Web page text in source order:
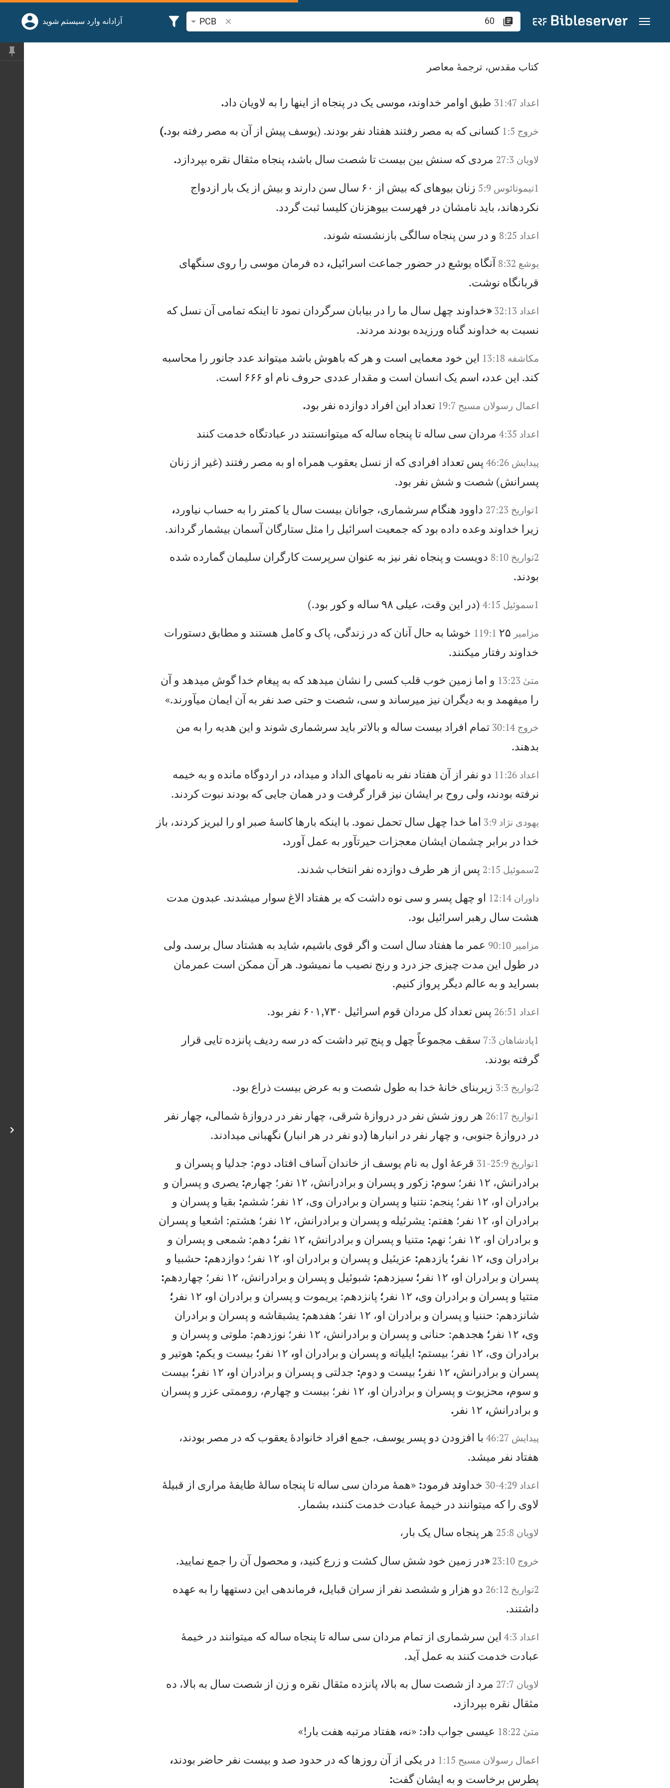
جستجوی آیه یا کلمه کتاب مقدس
PCB آزادانه وارد سیستم شوید
جستجوی "60" در کتاب مقدس
کتاب مقدس، ترجمۀ معاصر
اعداد 31:47 طبق اوامر خداوند، موسی يک در پنجاه از اينها را به لاویان داد.
خروج‌ 1:5 كسانیكه به مصر رفتند هفتاد نفر بودند. (يوسف پيش از آن به مصر رفته بود.)
لاويان‌ 27:3 مر دیكه سنش بين بيست تا شصت سال باشد، پنجاه مثقال نقره بپر دازد.
1تيموتائوس 5:9 زنان بيوهایكه بيش از ۶۰ سال سن دارند و بيش از يک بار از دواج
نكر دهاند، بايد نامشان در فهرست بيوهزنانكليسا ثبتگردد.
اعداد 8:25 و در سن پنجاه سالگی بازنشسته شوند.
يوشع‌ 8:32 آنگاه يوشع در حضور جماعت اسر ائيل، ده فرمان موسی را ر وی سنگهای
قر بانگاه نوشت.
اعداد 32:13 «خداوند چهل سال ما را در بيابان سرگردان نمود تا اينكه تمامی آن نسلكه
نسبت به خداوندگناه ورز يده بودند مر دند.
مکاشفه 13:18 اين خود معمايی است و هركه باهوش باشد میتواند عدد جانور را محاسبه
كند. اين عدد، اسم يک انسان است و مقدار عددی حر وف نام او ۶۶۶ است.
اعمال‌ رسولان‌ مسيح‌‌ 19:7 تعداد اين افراد دواز ده نفر بود.
اعداد 4:35 مر دان سی ساله تا پنجاه سالهكه میتوانستند در عبادتگاه خدمتكنند
پيدايش 46:26 پس تعداد افر ادیكه از نسل يعقوب همراه او به مصر رفتند (غير از زنان
پسر انش) شصت و شش نفر بود.
1تواريخ 27:23 داوود هنگام سر شمار ی، جوانان بيست سال ياكمتر ر ا به حساب نياورد،
زيرا خداوند وعده داده بودكه جمعيت اسر ائيل ر ا مثل ستارگان آسمان بیشمار گرداند.
2تواريخ 8:10 دويست و پنجاه نفر نيز به عنوان سرپرستكارگران سليمانگمارده شده
بودند.
1سموئيل 4:15 (در اين وقت، عيلی ۹۸ ساله وكور بود.)
مزامير 119:1 ۲۵ خوشا به حالآنانكه در زندگی، پاک وكامل هستند و مطابق دستورات
خداوند ر فتار میكنند.
متیٰ 13:23 و اما زمين خوب قلبكسی ر ا نشان میدهدكه به پيغام خداگوش میدهد وآن
ر ا میفهمد و به ديگر ان نيز میر ساند و سی، شصت و حتی صد نفر بهآن ايمان میآورند.»
خروج‌ 30:14 تمام افر اد بيست ساله و بالاتر بايد سرشماری شوند و اين هديه ر ا به من
بدهند.
اعداد 11:26 دو نفر از آن هفتاد نفر به نامهای الداد و میداد، در اردوگاه مانده و به خيمه
نرفته بودند، ولی روح بر ايشان نيز قرارگر فت و در همان جايیكه بودند نبوتكر دند.
يهودى نژاد 3:9 اما خدا چهل سال تحمل نمود. با اينكه بارهاكاسه صبر او ر ا لبريزكر دند، باز
خدا در بر ابر چشمان ايشان معجز ات حير تآور به عمل آورد.
2سموئيل 2:15 پس از هر طرف دوازده نفر انتخاب شدند.
داوران‌ 12:14 او چهل پسر و سی نوه داشتكه بر هفتاد الاغ سوار میشدند. عبدون مدت
هشت سال ر هبر اسرائيل بود.
مزامير 90:10 عمر ما هفتاد سال است و اگر قوی باشيم، شايد به هشتاد سال بر سد. ولی
در طول اين مدت چيز ی جز درد و ر نج نصيب ما نمیشود. هر آن ممكن است عمرمان
بسر ايد و به عالم ديگر پرواز كنيم.
اعداد 26:51 پس تعدادكل مر دان قوم اسرائيل ۶۰ ۱,۷۳۰ نفر بود.
1پادشاهان 7:3 سقف مجموعاً چهل و پنج تير داشتكه در سه رديف پانزده تايی قرار
گر فته بودند.
2تواريخ 3:3 زيربنای خانه خدا به طول شصت و به عر ض بيست ذراع بود.
1تواريخ 26:17 هر ر وز شش نفر در درواز هٔ شرقی، چهار نفر در درواز هٔ شمالی، چهار نفر
در در وازه جنوبی، و چهار نفر در انبار ها (دو نفر در هر انبار ) نگهبانی میدادند.
1تواريخ 25:9-31 قر عه اول به نام يوسف از خاندانآساف افتاد. دوم: جدليا و پسر ان و
برادر انش، ۲ نفر؛ سوم: زكور و پسر ان و برادر انش، ۲ نفر؛ چهارم: يصری و پسر ان و
برادر ان او، ۲ نفر؛ پنجم: نتنيا و پسر ان و برادر ان وی، ۲ نفر؛ ششم: بقيا و پسر ان و
برادر ان او، ۲ نفر؛ هفتم: يشر ئيله و پسر ان و برادر انش، ۲ نفر؛ هشتم: اشعيا و پسر ان
و برادر ان او، ۲ نفر؛ نهم: متنيا و پسران و بر ادرانش، ۱۲ نفر ؛ دهم: شمعی و پسران و
بر ادران وی، ۱۲ نفر ؛ يازدهم: عز یئيل و پسر ان و برادر ان او، ۲ نفر؛ دوازدهم: حشبيا و
پسران و بر ادران او، ۱۲ نفر ؛ سيزدهم: شبوئيل و پسر ان و برادر انش، ۲ نفر؛ چهاردهم:
متتيا و پسران و بر ادران وی، ۱۲ نفر ؛ پانز دهم: يريموت و پسران و بر ادران او، ۱۲ نفر ؛
شانز دهم: حننيا و پسر ان و برادر ان او، ۲ نفر؛ هفدهم: يشبقاشه و پسران و بر ادران
وی، ۱۲ نفر ؛ هجدهم: حنانی و پسر ان و برادر انش، ۲ نفر؛ نوز دهم: ملوتی و پسر ان و
برادر ان وی، ۲ نفر؛ بيستم: ايلياته و پسران و بر ادران او، ۱۲ نفر ؛ بيست و يكم: هوتير و
پسران و بر ادرانش، ۱۲ نفر ؛ بيست و دوم: جدلتی و پسران و بر ادران او، ۱۲ نفر ؛ بيست
و سوم، محزيوت و پسر ان و برادر ان او، ۲ نفر؛ بيست و چهار م، ر وممتی عز ر و پسران
و بر ادرانش، ۱۲ نفر .
پيدايش 46:27 با افز ودن دو پسر يوسف، جمع افر اد خانواده يعقوبكه در مصر بودند،
هفتاد نفر میشد.
اعداد 4:29-30 خداوند فرمود: «همه مر دان سی ساله تا پنجاه سالهٔ طايفه مر ار ی از قبيله
لاوی ر اكه میتوانند در خيمهٔ عبادت خدمتكنند، بشمار.
لاويان‌ 25:8 هر پنجاه سال يک بار،
خروج‌ 23:10 «در ز مين خود شش سالكشت و ز رعكنيد، و محصول آن را جمع نماييد.
2تواريخ 26:12 دو هزار و ششصد نفر از سر ان قبايل، فر ماندهی اين دستهها را به عهده
داشتند.
اعداد 4:3 اين سر شمار ی از تمام مر دان سی ساله تا پنجاه سالهكه میتوانند در خيمهٔ
عبادت خدمتكنند به عمل آيد.
لاويان‌ 27:7 مر د از شصت سال به بالا، پانز ده مثقال نقر ه و زن از شصت سال به بالا، ده
مثقال نقره بپر دازد.
متیٰ 18:22 عيسی جواب داد: «نه، هفتاد مر تبه هفت بار!»
اعمال‌ رسولان‌ مسيح‌‌ 1:15 در يكی از آن ر وز ها كه در حدود صد و بيست نفر حاضر بودند،
پطرس برخاست و به ايشانگفت: